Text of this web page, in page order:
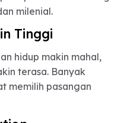
pasangan,
sama-sama tahu
lain sejak awal.
Muda